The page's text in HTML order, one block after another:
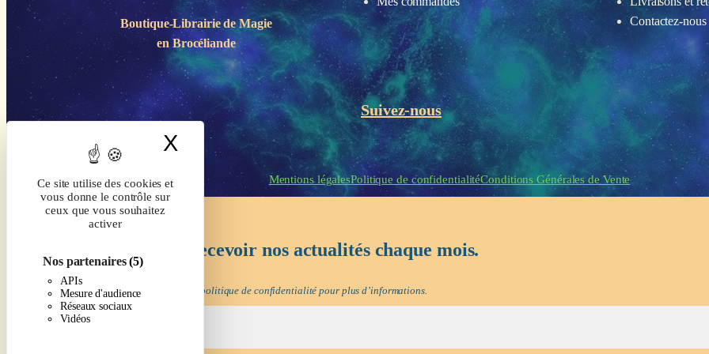
Ce site utilise des cookies et
vous donne le contrôle sur
ceux que vous souhaitez
activer
Nos partenaires(5)
APIs
Mesure d'audience
Réseaux sociaux
Vidéos
X Masquer le bandeau des cookies
Boutique-Librairie deMagie
en Brocéliande
Contactez-nous
Suivez-nous
Mentions légalesPolitique de confidentialitéConditions Générales de Vente
Inscrivez-vous pour recevoir nos actualités chaque mois.
Nous ne spammons pas ! Consultez notre politique de confidentialité pour plus d’informations.